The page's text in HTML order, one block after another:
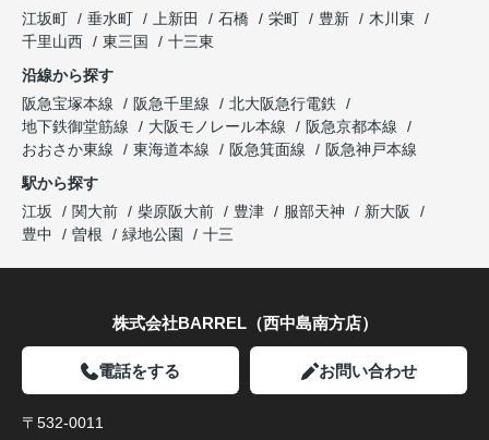
江坂町
垂水町 上新田 石橋 栄町 豊新
木川東
千里山西
東三国
十三東
沿線から探す
阪急宝塚本線
阪急千里線
北大阪急行電鉄
地下鉄御堂筋線
大阪モノレール本線
阪急京都本線
おおさか東線
東海道本線 阪急箕面線
阪急神戸本線
駅から探す
江坂
関大前 柴原阪大前 豊津 服部天神
新大阪
豊中
曽根 緑地公園 十三
株式会社BARREL（西中島南方店）
電話をする お問い合わせ
〒532-0011